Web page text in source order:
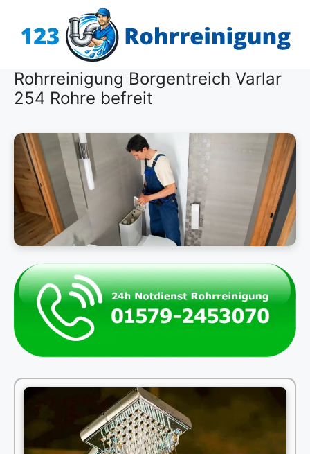
Inhalt
Rohrreinigung Borgentreich Varlar
254 Rohre befreit